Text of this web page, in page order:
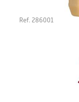
Ref. 286001